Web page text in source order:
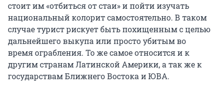
стоит им «отбиться от стаи» и пойти изучать
национальный колорит самостоятельно. В таком
случае турист рискует быть похищенным с целью
дальнейшего выкупа или просто убитым во
время ограбления. То же самое относится и к
другим странам Латинской Америки, а так же к
государствам Ближнего Востока и ЮВА.